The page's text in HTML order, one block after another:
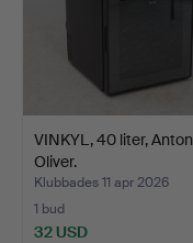
VINKYL, 40 liter, Anton
Oliver.
Klubbades 11 apr 2026
1 bud
32 USD